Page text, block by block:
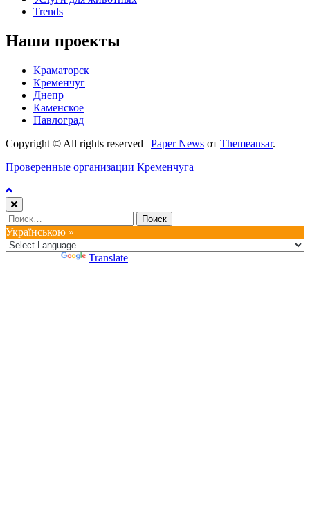
Trends
Наши проекты
Краматорск
Кременчуг
Днепр
Каменское
Павлоград
Copyright © All rights reserved | Paper News от Themeansar.
Проверенные организации Кременчуга
Найти:
Українською »
Translate